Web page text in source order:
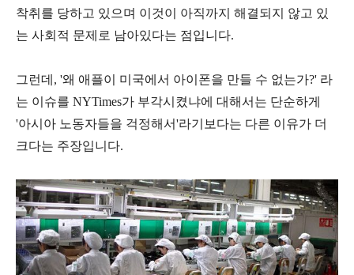
착취를 당하고 있으며 이것이 아직까지 해결되지 않고 있
는 사회적 문제로 남아있다는 점입니다.
그런데, '왜 애플이 미국에서 아이폰을 만들 수 없는가?' 라
는 이슈를 NYTimes가 부각시켰냐에 대해서는 단순하게
'아시아 노동자들을 걱정해서'라기보다는 다른 이유가 더
크다는 주장입니다.